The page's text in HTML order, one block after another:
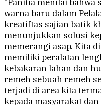
“Panitia menilai
warna baru dalam
kreatiftas sajian batik
menunjukkan solusi
memerangi asap. Kita
memiliki peralatan
kebakaran lahan dan
remeh sebuah remeh
terjadi di area kita
kepada masyarakat